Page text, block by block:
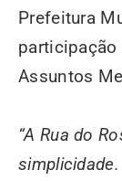
Prefeitura
participação
Assuntos
“A Rua do